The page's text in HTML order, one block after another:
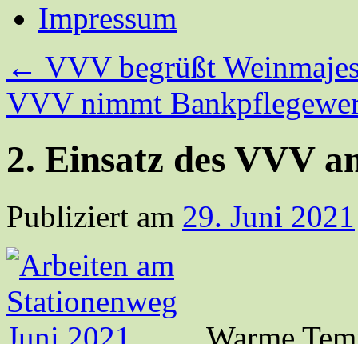
Impressum
← VVV begrüßt
VVV nimmt
2. Einsatz des VVV
Publiziert am 29. Juni 2021
Warme